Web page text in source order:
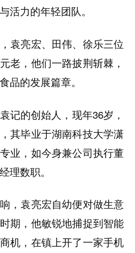
活力的年轻团队。
袁亮宏、田伟、徐乐三位
老，他们一路披荆斩棘，
品的发展篇章。
记的创始人，现年36岁，
其毕业于湖南科技大学潇
业，如今身兼公司执行董
理数职。
，袁亮宏自幼便对做生意
期，他敏锐地捕捉到智能
机，在镇上开了一家手机